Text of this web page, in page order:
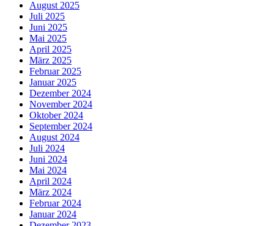
August 2025
Juli 2025
Juni 2025
Mai 2025
April 2025
März 2025
Februar 2025
Januar 2025
Dezember 2024
November 2024
Oktober 2024
September 2024
August 2024
Juli 2024
Juni 2024
Mai 2024
April 2024
März 2024
Februar 2024
Januar 2024